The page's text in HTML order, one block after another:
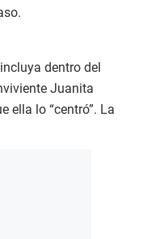
dentro del
Juanita
ella lo “centró”. La